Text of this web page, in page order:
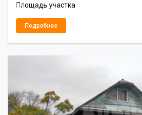
Площадь участка
Подробнее